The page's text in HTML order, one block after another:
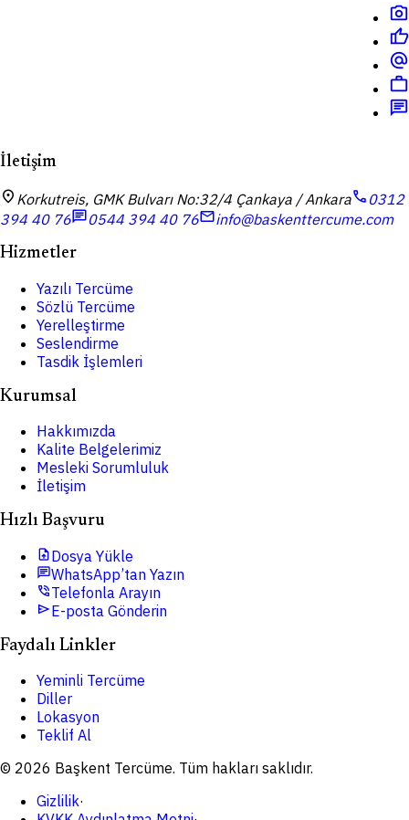
photo_camera
thumb_up
alternate_email
work
chat
İletişim
location_on Korkutreis, GMK Bulvarı No:32/4 Çankaya / Ankaracall 0312
394 40 76chat0544 394 40 76mailinfo@baskenttercume.com
Hizmetler
Yazılı Tercüme
Sözlü Tercüme
Yerelleştirme
Seslendirme
Tasdik İşlemleri
Kurumsal
Hakkımızda
Kalite Belgelerimiz
Mesleki Sorumluluk
İletişim
Hızlı Başvuru
upload_fileDosya Yükle
chatWhatsApp’tan Yazın
phone_in_talkTelefonla Arayın
sendE-posta Gönderin
Faydalı Linkler
Yeminli Tercüme
Diller
Lokasyon
Teklif Al
© 2026 Başkent Tercüme. Tüm hakları saklıdır.
Gizlilik·